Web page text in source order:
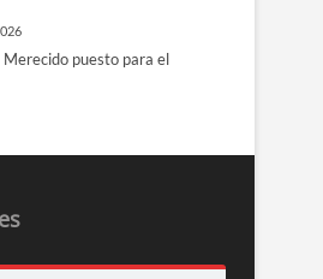
Merecido puesto para el